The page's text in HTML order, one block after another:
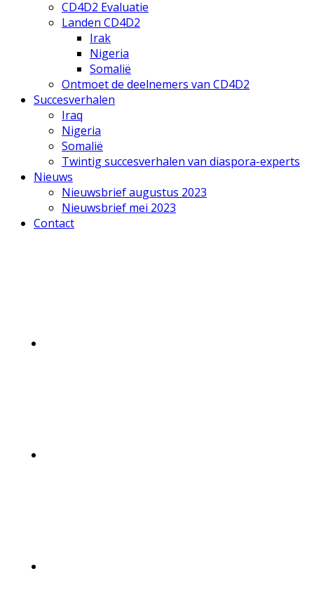
CD4D2 Evaluatie
Landen CD4D2
Irak
Nigeria
Somalië
Ontmoet de deelnemers van CD4D2
Succesverhalen
Iraq
Nigeria
Somalië
Twintig succesverhalen van diaspora-experts
Nieuws
Nieuwsbrief augustus 2023
Nieuwsbrief mei 2023
Contact